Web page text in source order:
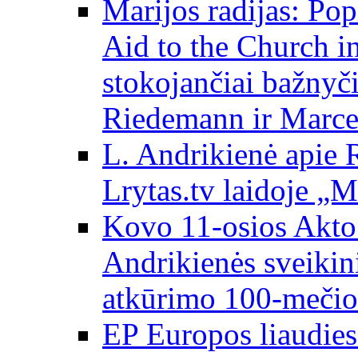
Marijos radijas:
Aid to the Church
stokojančiai
Riedemann ir
L. Andrikienė apie
Lrytas.tv laidoje
Kovo 11-osios
Andrikienės
atkūrimo 100-
EP Europos